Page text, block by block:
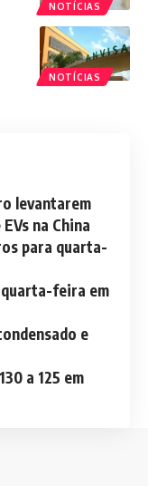
NOTÍCIAS
NOTÍCIAS
levantarem
na China
para quarta-
feira em
e
a 125 em